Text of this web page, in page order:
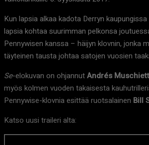
Kun lapsia alkaa kadota Derryn
lapsia kohtaa suurimman pelkonsa
Pennywisen kanssa – häijyn klovnin, jonka
täyteinen tausta johtaa satojen vuosien
Se-elokuvan on ohjannutAndrés
myös kolmen vuoden takaisesta
Pennywise-klovnia esittää ruotsalainen Bill
Katso uusi traileri alta: